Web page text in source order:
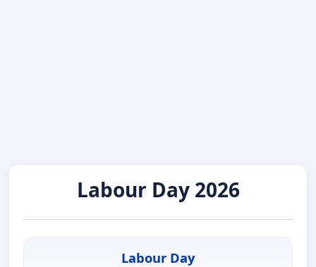
Labour Day 2026
Labour Day